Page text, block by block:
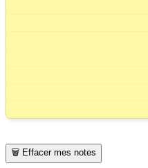
🗑️ Effacer mes notes